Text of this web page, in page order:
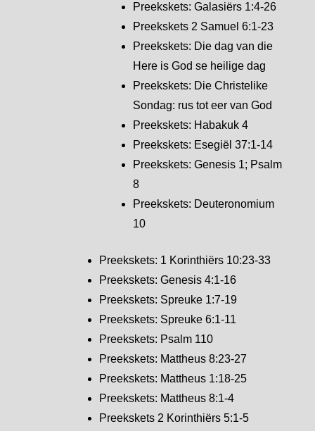
Preekskets: Galasiërs 1:4-26
Preekskets 2 Samuel 6:1-23
Preekskets: Die dag van die
Here is God se heilige dag
Preekskets: Die Christelike
Sondag: rus tot eer van God
Preekskets: Habakuk 4
Preekskets: Esegiël 37:1-14
Preekskets: Genesis 1; Psalm
8
Preekskets: Deuteronomium
10
Preekskets: 1 Korinthiërs 10:23-33
Preekskets: Genesis 4:1-16
Preekskets: Spreuke 1:7-19
Preekskets: Spreuke 6:1-11
Preekskets: Psalm 110
Preekskets: Mattheus 8:23-27
Preekskets: Mattheus 1:18-25
Preekskets: Mattheus 8:1-4
Preekskets 2 Korinthiërs 5:1-5